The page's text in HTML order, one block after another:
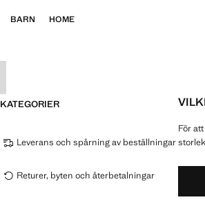
BARN HOME
För
KATEGORIER
Leverans och spårning av beställningar
Returer, byten och återbetalningar